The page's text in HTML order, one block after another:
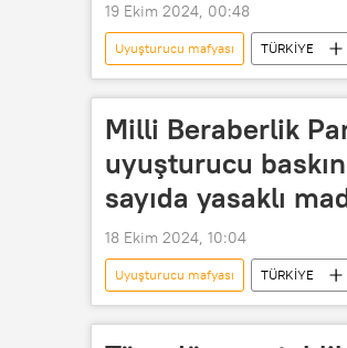
19 Ekim 2024, 00:48
Uyuşturucu mafyası TÜRKİYE
Uyuşturucu çetesi
Milli Beraberlik
uyuşturucu
sayıda yasaklı
18 Ekim 2024, 10:04
Uyuşturucu mafyası TÜRKİYE
Uyuşturucu operasyonu